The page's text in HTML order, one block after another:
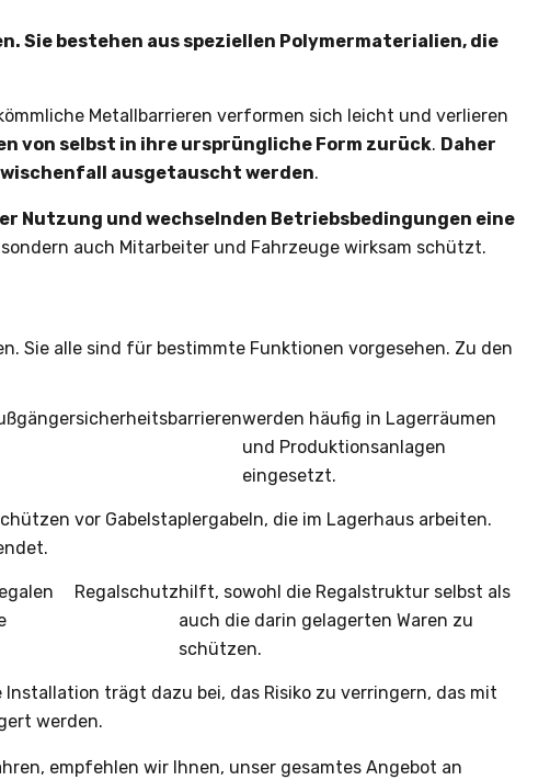
Sie bestehen aus speziellen Polymermaterialien, die
Metallbarrieren verformen sich leicht und verlieren
von selbst in ihre ursprüngliche Form zurück. Daher
ausgetauscht werden.
Nutzung und wechselnden Betriebsbedingungen eine
auch Mitarbeiter und Fahrzeuge wirksam schützt.
Sie alle sind für bestimmte Funktionen vorgesehen. Zu den
werden häufig in Lagerräumen
und Produktionsanlagen
eingesetzt.
vor Gabelstaplergabeln, die im Lagerhaus arbeiten.
Regalschutzhilft, sowohl die Regalstruktur selbst als
auch die darin gelagerten Waren zu
schützen.
trägt dazu bei, das Risiko zu verringern, das mit
werden.
empfehlen wir Ihnen, unser gesamtes Angebot an